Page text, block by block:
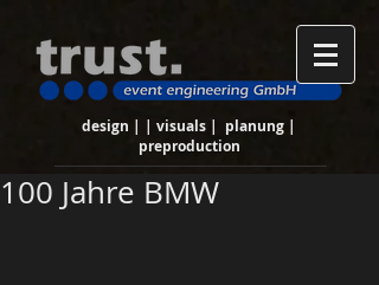
design | | visuals | planung |
preproduction
100 Jahre BMW